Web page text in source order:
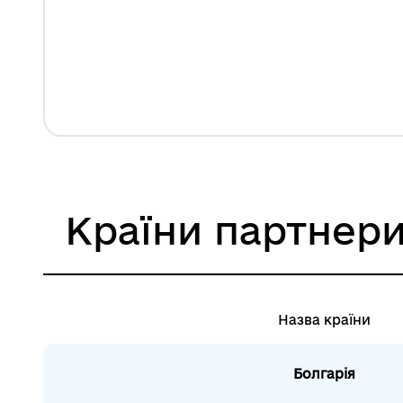
Країни
Назва країни
Болгарія